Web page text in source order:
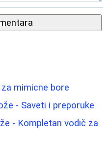
mimicne bore
- Saveti i preporuke
- Kompletan vodič za